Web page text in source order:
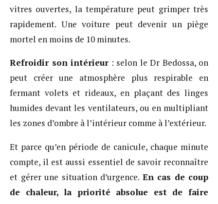
vitres ouvertes, la température peut grimper très
rapidement. Une voiture peut devenir un piège
mortel en moins de 10 minutes.
Refroidir son intérieur : selon le Dr Bedossa, on
peut créer une atmosphère plus respirable en
fermant volets et rideaux, en plaçant des linges
humides devant les ventilateurs, ou en multipliant
les zones d’ombre à l’intérieur comme à l’extérieur.
Et parce qu’en période de canicule, chaque minute
compte, il est aussi essentiel de savoir reconnaître
et gérer une situation d’urgence. En cas de coup
de chaleur, la priorité absolue est de faire